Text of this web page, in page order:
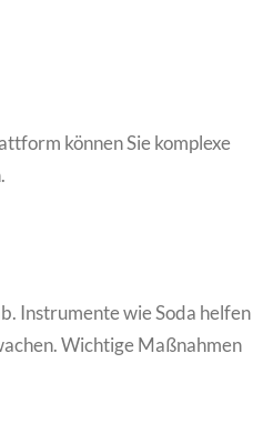
können Sie komplexe
Instrumente wie Soda helfen
Wichtige Maßnahmen